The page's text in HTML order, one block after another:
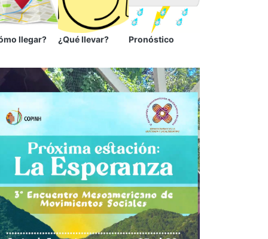
llegar? ¿Qué llevar? Pronóstico